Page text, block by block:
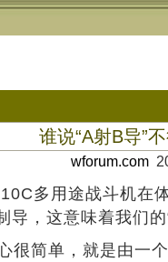
谁说“A射B导”
wforum.com
多用途战斗机
，这意味着我们
很简单，就是由